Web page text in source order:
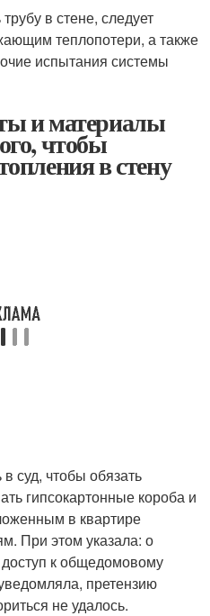
в стене, следует
теплопотери, а также
испытания системы
и материалы
чтобы
в стену
суд, чтобы обязать
гипсокартонные короба и
в квартире
При этом указала: о
к общедомовому
претензию
не удалось.